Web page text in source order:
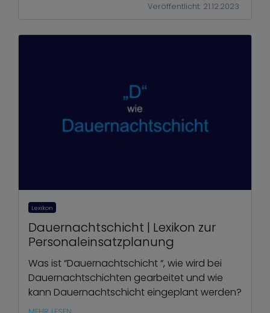
Veröffentlicht: 21.12.2023
Lexikon
Dauernachtschicht | Lexikon zur
Personaleinsatzplanung
Was ist “Dauernachtschicht “, wie wird bei
Dauernachtschichten gearbeitet und wie
kann Dauernachtschicht eingeplant werden?